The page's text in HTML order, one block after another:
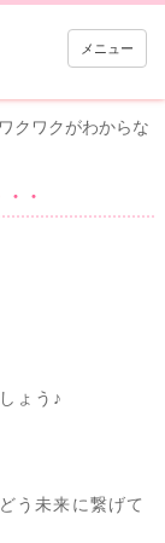
メニュー
クワクがわからな
・
ょう♪
う未来に繋げて